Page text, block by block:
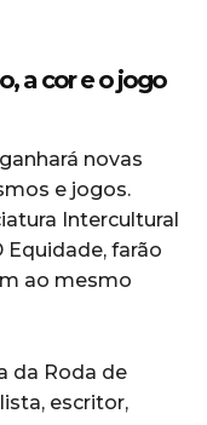
a cor e o jogo
novas
e jogos.
Intercultural
Equidade, farão
ao mesmo
da Roda de
escritor,